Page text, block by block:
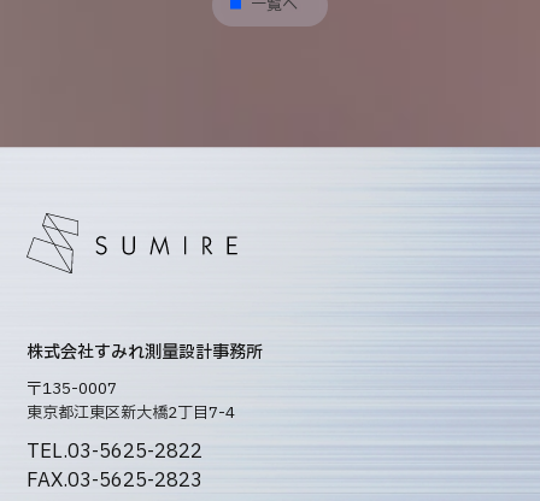
一覧へ
株式会社すみれ測量設計事務所
〒135-0007
東京都江東区新大橋2丁目7-4
TEL.03-5625-2822
FAX.03-5625-2823